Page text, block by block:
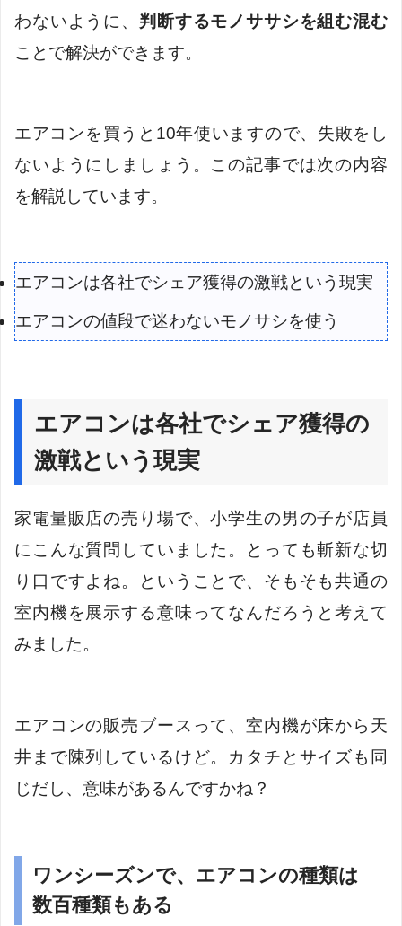
わないように、 判断するモノササシを組む混む
ことで解決ができます。
エアコンを買うと10年使いますので、失敗をし
ないようにしましょう。この記事では次の内容
を解説しています。
エアコンは各社でシェア獲得の激戦という現実
エアコンの値段で迷わないモノサシを使う
エアコンは各社でシェア獲得の
激戦という現実
家電量販店の売り場で、小学生の男の子が店員
にこんな質問していました。とっても斬新な切
り口ですよね。ということで、そもそも共通の
室内機を展示する意味ってなんだろうと考えて
みました。
エアコンの販売ブースって、室内機が床から天
井まで陳列しているけど。カタチとサイズも同
じだし、意味があるんですかね？
ワンシーズンで、エアコンの種類は
数百種類もある